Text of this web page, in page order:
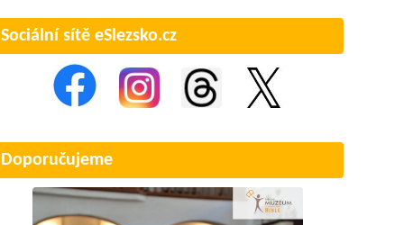
Sociální sítě eSlezsko.cz
Doporučujeme